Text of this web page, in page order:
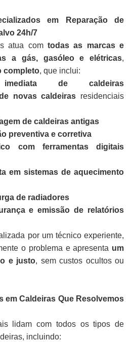
em Reparação de
24h/7
atua com todas as marcas e
a gás, gasóleo e elétricas,
completo, que inclui:
imediata de caldeiras
novas caldeiras residenciais
de caldeiras antigas
preventiva e corretiva
com ferramentas digitais
em sistemas de aquecimento
de radiadores
e emissão de relatórios
por um técnico experiente,
o problema e apresenta um
e justo, sem custos ocultos ou
em Caldeiras Que Resolvemos
lidam com todos os tipos de
incluindo: